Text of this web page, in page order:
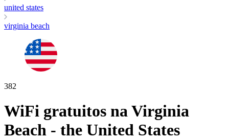
united states
virginia beach
382
WiFi gratuitos naVirginia
Beach - the United States